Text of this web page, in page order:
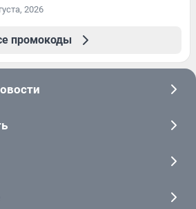
2026
промокоды